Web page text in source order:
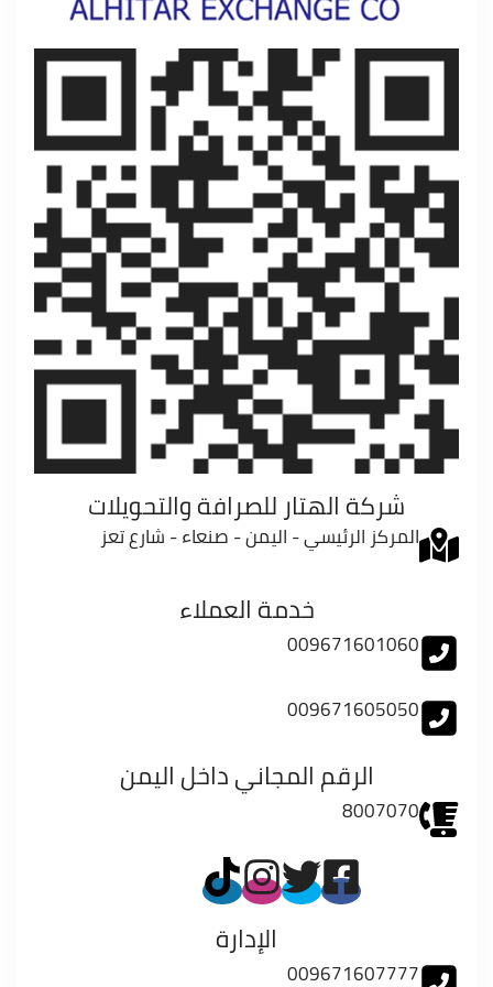
شركة الهتار للصرافة والتحويلات
المركز الرئيسي - اليمن - صنعاء - شارع تعز
خدمة العملاء
009671601060
009671605050
الرقم المجاني داخل اليمن
8007070
الإدارة
009671607777